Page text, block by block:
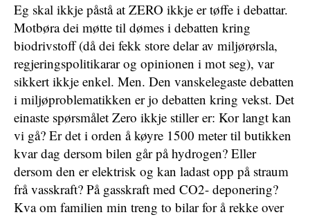
Eg skal ikkje påstå at ZERO ikkje er tøffe i debattar.
Motbøra dei møtte til dømes i debatten kring
biodrivstoff (då dei fekk store delar av miljørørsla,
regjeringspolitikarar og opinionen i mot seg), var
sikkert ikkje enkel. Men. Den vanskelegaste debatten
i miljøproblematikken er jo debatten kring vekst. Det
einaste spørsmålet Zero ikkje stiller er: Kor langt kan
vi gå? Er det i orden å køyre 1500 meter til butikken
kvar dag dersom bilen går på hydrogen? Eller
dersom den er elektrisk og kan ladast opp på straum
frå vasskraft? På gasskraft med CO2- deponering?
Kva om familien min treng to bilar for å rekke over